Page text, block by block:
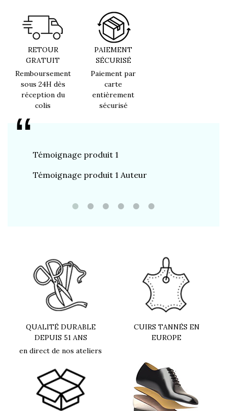
RETOUR
GRATUIT
Remboursement
sous 24H dès
réception du
colis
PAIEMENT
SÉCURISÉ
Paiement par
carte
entièrement
sécurisé
Témoignage produit 1
Témoignage produit 1 Auteur
QUALITÉ DURABLE
DEPUIS 51 ANS
en direct de nos ateliers
CUIRS TANNÉS EN
EUROPE